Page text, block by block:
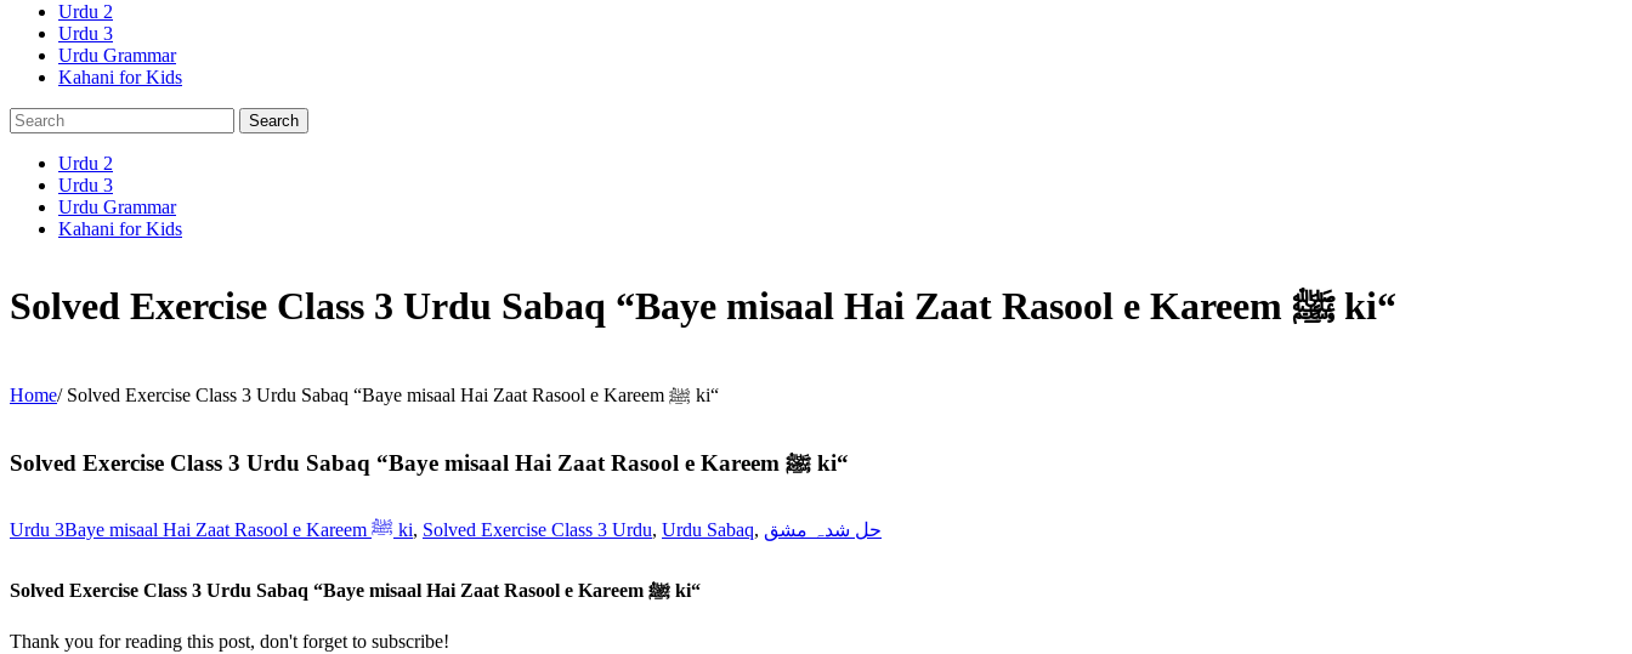
Urdu 2
Urdu 3
Urdu Grammar
Kahani for Kids
Urdu 2
Urdu 3
Urdu Grammar
Kahani for Kids
Solved Exercise Class 3 Urdu Sabaq “Baye misaal Hai Zaat Rasool e Kareem ﷺ ki“
Home/ Solved Exercise Class 3 Urdu Sabaq “Baye misaal Hai Zaat Rasool e Kareem ﷺ ki“
Solved Exercise Class 3 Urdu Sabaq “Baye misaal Hai Zaat Rasool e Kareem ﷺ ki“
Urdu 3 Baye misaal Hai Zaat Rasool e Kareem ﷺ ki, Solved Exercise Class 3 Urdu, Urdu Sabaq, حل شدہ مشق
Solved Exercise Class 3 Urdu Sabaq “Baye misaal Hai Zaat Rasool e Kareem ﷺ ki“
Thank you for reading this post, don't forget to subscribe!